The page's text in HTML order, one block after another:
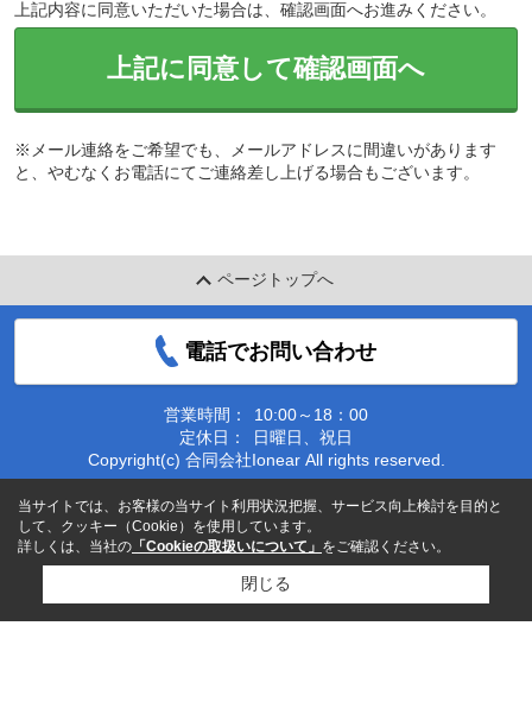
上記内容に同意いただいた場合は、確認画面へお進みください。
上記に同意して確認画面へ
※メール連絡をご希望でも、メールアドレスに間違いがあります
と、やむなくお電話にてご連絡差し上げる場合もございます。
ページトップへ
電話でお問い合わせ
営業時間：
10:00～18：00
定休日：
日曜日、祝日
Copyright(c) 合同会社Ionear All rights reserved.
当サイトでは、お客様の当サイト利用状況把握、サービス向上検討を目的と
して、クッキー（Cookie）を使用しています。
詳しくは、当社の 「Cookieの取扱いについて」 をご確認ください。
閉じる